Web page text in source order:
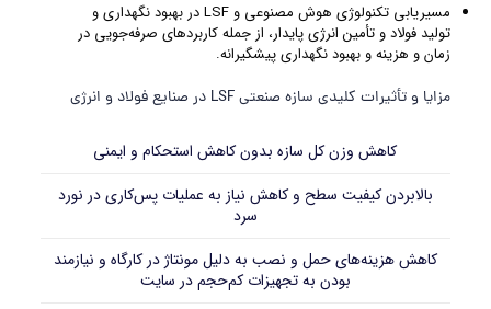
مسیریابی تکنولوژی هوش مصنوعی و LSF در بهبود نگهداری و
تولید فولاد و تأمین انرژی پایدار، از جمله کاربردهای صرفه‌جویی در
زمان و هزینه و بهبود نگهداری پیشگیرانه.
مزایا و تأثیرات کلیدی سازه صنعتی LSF در صنایع فولاد و انرژی
کاهش وزن کل سازه بدون کاهش استحکام و ایمنی
بالابردن کیفیت سطح و کاهش نیاز به عملیات پس‌کاری در نورد
سرد
کاهش هزینه‌های حمل و نصب به دلیل مونتاژ در کارگاه و نیازمند
بودن به تجهیزات کم‌حجم در سایت